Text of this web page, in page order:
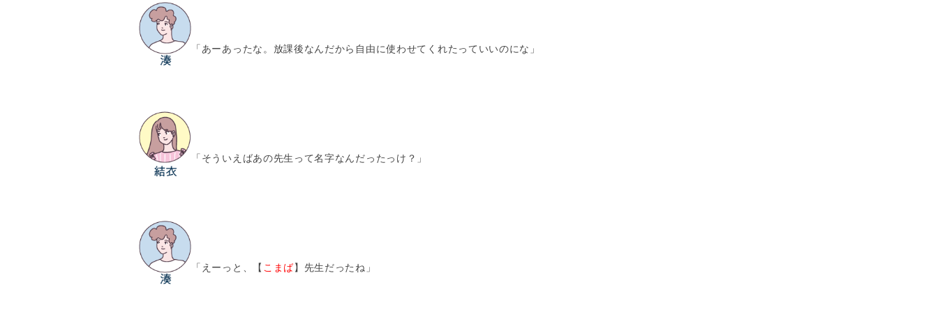
「あーあったな。放課後なんだから自由に使わせてくれたっていいのにな」
「そういえばあの先生って名字なんだったっけ？」
「えーっと、【 こまば】先生だったね」